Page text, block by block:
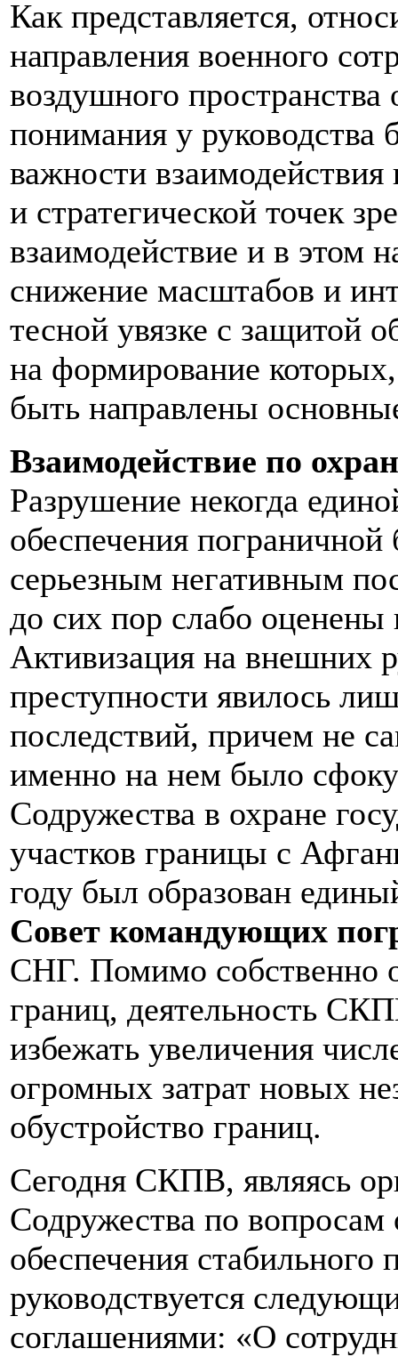
Как представляется,
направления военного
воздушного
понимания у
важности
и стратегической точек
взаимодействие и в этом
снижение масштабов и
тесной увязке с защитой
на формирование
быть направлены
Взаимодействие по
Разрушение некогда
обеспечения
серьезным негативным
до сих пор слабо
Активизация на внешних
преступности явилось
последствий, причем не
именно на нем было
Содружества в охране
участков границы с
году был образован
Совет командующих
СНГ. Помимо собственно
границ, деятельность
избежать увеличения
огромных затрат новых
обустройство границ.
Сегодня СКПВ, являясь
Содружества по
обеспечения стабильного
руководствуется
соглашениями: «О